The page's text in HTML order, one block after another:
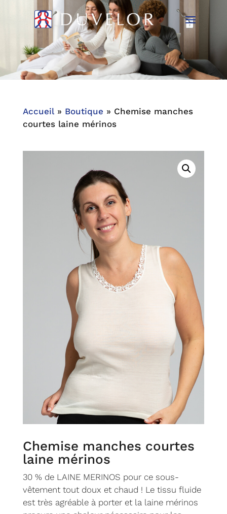
Accueil» Boutique » Chemise manches
courtes laine mérinos
Chemise manches courtes
laine mérinos
30 % de LAINE MERINOS pour ce sous-
vêtement tout doux et chaud ! Le tissu fluide
est très agréable à porter et la laine mérinos